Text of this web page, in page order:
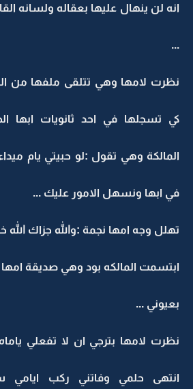
انه لن ينهال عليها بعقاله ولسانه
...
نظرت لامها وهي تتلقى ملفها من
كي تسجلها في احد ثانويات ابها
المالكة وهي تقول :لو حبيتي يام
في ابها ونسهل الامور عليك ...
تهلل وجه امها نجمة :والله جزاك الله
ابتسمت المالكه بود وهي صديقة
بعيوني ...
نظرت لامها بترجي ان لا تفعلي
انتهى حلمي وفاتني ركب